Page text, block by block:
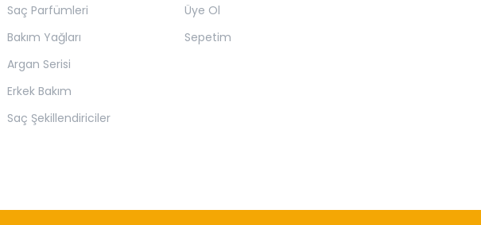
Saç Parfümleri
Bakım Yağları
Argan Serisi
Erkek Bakım
Saç Şekillendiriciler
Üye Ol
Sepetim